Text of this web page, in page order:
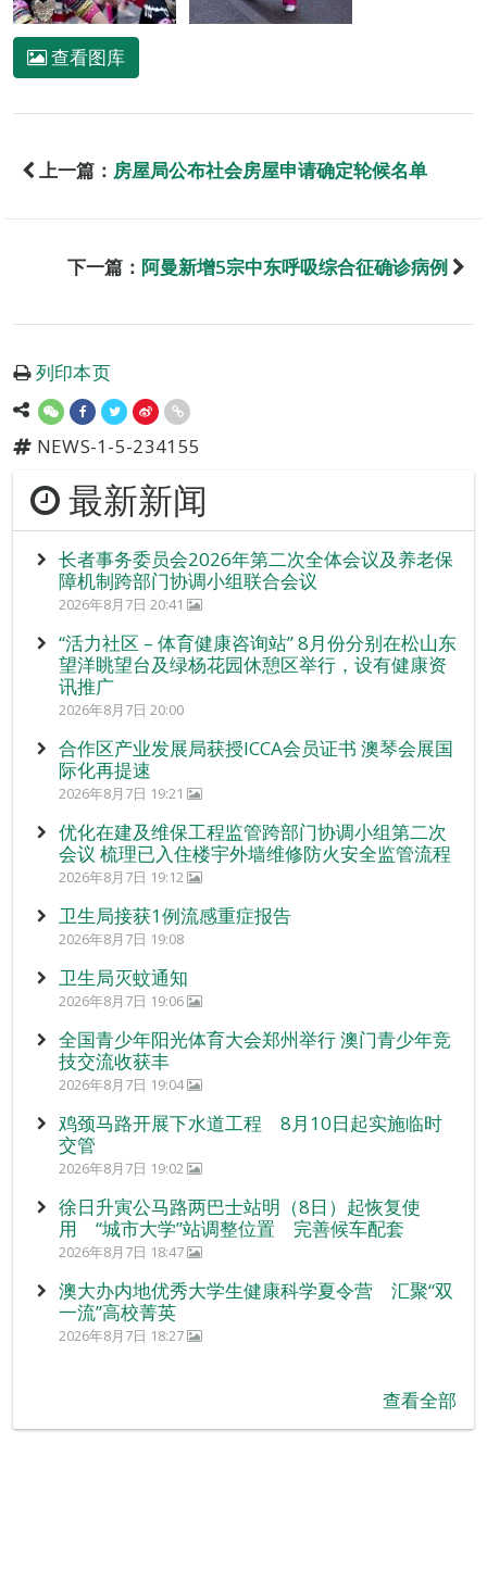
查看图库
上一篇： 房屋局公布社会房屋申请确定轮候名单
下一篇： 阿曼新增5宗中东呼吸综合征确诊病例
列印本页
NEWS-1-5-234155
最新新闻
长者事务委员会2026年第二次全体会议及养老保
障机制跨部门协调小组联合会议
2026年8月7日 20:41
“活力社区 – 体育健康咨询站” 8月份分别在松山东
望洋眺望台及绿杨花园休憩区举行，设有健康资
讯推广
2026年8月7日 20:00
合作区产业发展局获授ICCA会员证书 澳琴会展国
际化再提速
2026年8月7日 19:21
优化在建及维保工程监管跨部门协调小组第二次
会议 梳理已入住楼宇外墙维修防火安全监管流程
2026年8月7日 19:12
卫生局接获1例流感重症报告
2026年8月7日 19:08
卫生局灭蚊通知
2026年8月7日 19:06
全国青少年阳光体育大会郑州举行 澳门青少年竞
技交流收获丰
2026年8月7日 19:04
鸡颈马路开展下水道工程 8月10日起实施临时
交管
2026年8月7日 19:02
徐日升寅公马路两巴士站明（8日）起恢复使
用 “城市大学”站调整位置 完善候车配套
2026年8月7日 18:47
澳大办内地优秀大学生健康科学夏令营 汇聚“双
一流”高校菁英
2026年8月7日 18:27
查看全部